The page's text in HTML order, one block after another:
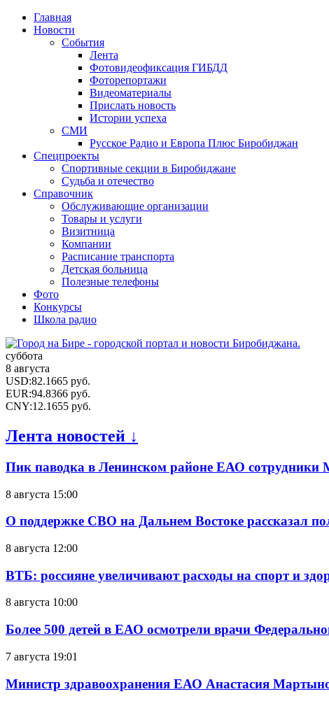
Главная
Новости
События
Лента
Фотовидеофиксация ГИБДД
Фоторепортажи
Видеоматериалы
Прислать новость
Истории успеха
СМИ
Русское Радио и Европа Плюс Биробиджан
Спецпроекты
Спортивные секции в Биробиджане
Судьба и отечество
Справочник
Обслуживающие организации
Товары и услуги
Визитница
Компании
Расписание транспорта
Детская больница
Полезные телефоны
Фото
Конкурсы
Школа радио
суббота
8 августа
USD:82.1665 руб.
EUR:94.8366 руб.
CNY:12.1655 руб.
Лента новостей ↓
Пик паводка в Ленинском районе ЕАО сотрудники
8 августа 15:00
О поддержке СВО на Дальнем Востоке рассказал
8 августа 12:00
ВТБ: россияне увеличивают расходы на спорт и
8 августа 10:00
Более 500 детей в ЕАО осмотрели врачи
7 августа 19:01
Министр здравоохранения ЕАО Анастасия